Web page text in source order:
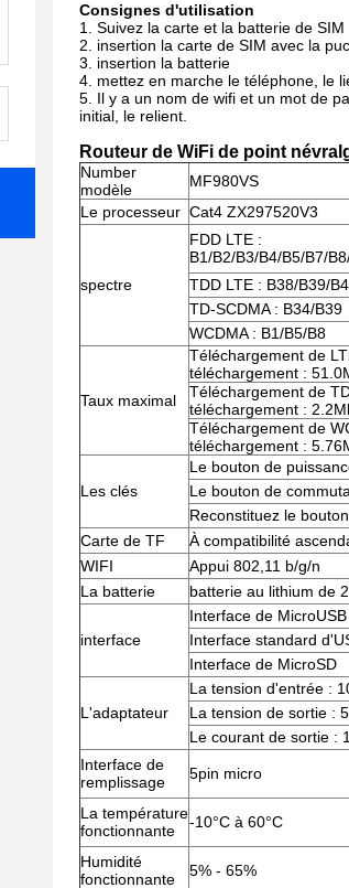
Consignes d'utilisation
1. Suivez la carte et la batterie de SIM
2. insertion la carte de SIM avec la
3. insertion la batterie
4. mettez en marche le téléphone, le
5. Il y a un nom de wifi et un mot de
initial, le relient.
Routeur de WiFi de point
Number
modèle
MF980VS
Le processeur Cat4 ZX297520V3
spectre
FDD LTE :
B1/B2/B3/B4/B5/B7/
TDD LTE : B38/B39/
TD-SCDMA : B34/B39
WCDMA : B1/B5/B8
Taux maximal
Téléchargement de
téléchargement :
Téléchargement de
téléchargement :
Téléchargement de
téléchargement :
Les clés
Le bouton de
Le bouton de
Reconstituez le
Carte de TF
À compatibilité
WIFI
Appui 802,11 b/g/n
La batterie
batterie au lithium de
interface
Interface de MicroUSB
Interface standard
Interface de MicroSD
L'adaptateur
La tension d'entrée :
La tension de sortie :
Le courant de sortie :
Interface de
remplissage
5pin micro
La température
fonctionnante
-10°C à 60°C
Humidité
fonctionnante
5% - 65%